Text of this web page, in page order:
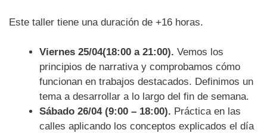
Este taller tiene una duración de +16 horas.
Viernes 25/04(18:00 a 21:00). Vemos los
principios de narrativa y comprobamos cómo
funcionan en trabajos destacados. Definimos un
tema a desarrollar a lo largo del fin de semana.
Sábado 26/04 (9:00 – 18:00). Práctica en las
calles aplicando los conceptos explicados el día